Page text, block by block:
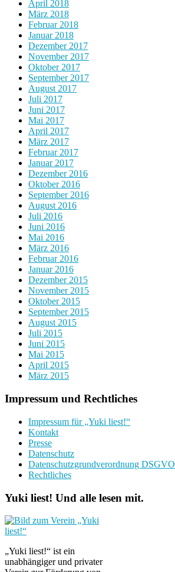
April 2018
März 2018
Februar 2018
Januar 2018
Dezember 2017
November 2017
Oktober 2017
September 2017
August 2017
Juli 2017
Juni 2017
Mai 2017
April 2017
März 2017
Februar 2017
Januar 2017
Dezember 2016
Oktober 2016
September 2016
August 2016
Juli 2016
Juni 2016
Mai 2016
März 2016
Februar 2016
Januar 2016
Dezember 2015
November 2015
Oktober 2015
September 2015
August 2015
Juli 2015
Juni 2015
Mai 2015
April 2015
März 2015
Impressum und Rechtliches
Impressum für „Yuki liest!“
Kontakt
Presse
Datenschutz
Datenschutzgrundverordnung DSGVO
Rechtliches
Yuki liest! Und alle lesen mit.
„Yuki liest!“ ist ein
unabhängiger und privater